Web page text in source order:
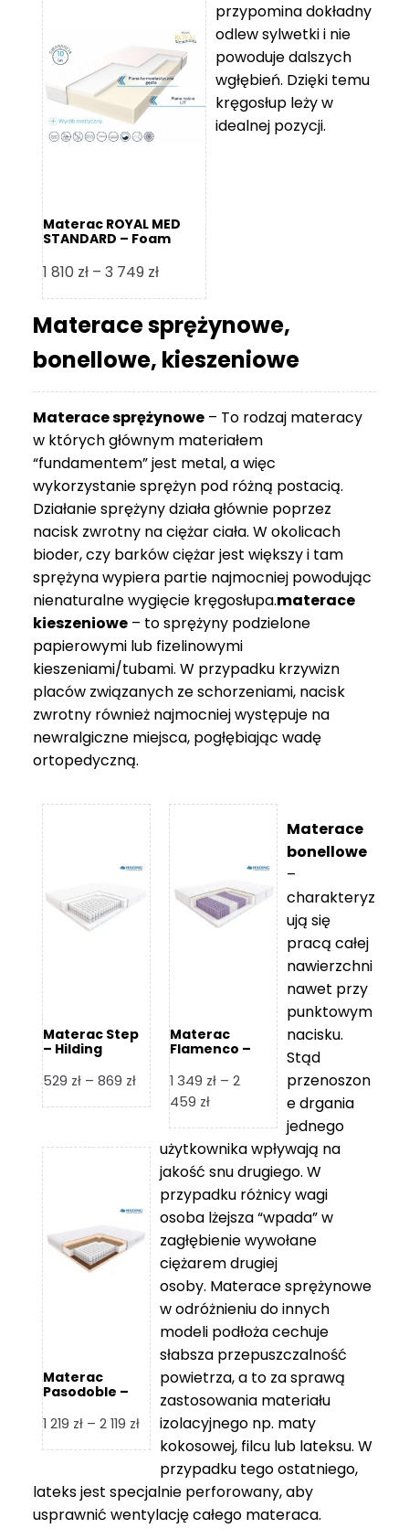
119 zł
do
11
670 zł
Materac ROYAL MED
STANDARD – Foam
1 810 zł – 3 749 złZakres
cen:
od
1
810 zł
749 zł
przypomina dokładny
odlew sylwetki i nie
powoduje dalszych
wgłębień. Dzięki temu
kręgosłup leży w
idealnej pozycji.
Materace sprężynowe,
bonellowe, kieszeniowe
Materace sprężynowe – To rodzaj materacy
w których głównym materiałem
“fundamentem” jest metal, a więc
wykorzystanie sprężyn pod różną postacią.
Działanie sprężyny działa głównie poprzez
nacisk zwrotny na ciężar ciała. W okolicach
bioder, czy barków ciężar jest większy i tam
sprężyna wypiera partie najmocniej powodując
nienaturalne wygięcie kręgosłupa.materace
kieszeniowe – to sprężyny podzielone
papierowymi lub fizelinowymi
kieszeniami/tubami. W przypadku krzywizn
placów związanych ze schorzeniami, nacisk
zwrotny również najmocniej występuje na
newralgiczne miejsca, pogłębiając wadę
ortopedyczną.
Materac Step
– Hilding
529 zł – 869 złZakres
cen:
529 zł
do
869 zł
Materac
Flamenco –
1 349 zł – 2
459 złZakres
od
1
349 zł
2
459 zł
Materac
Pasodoble –
1 219 zł – 2 119 złZakres
cen:
1
219 zł
do
Materace
bonellowe
–
charakteryz
ują się
pracą całej
nawierzchni
nawet przy
punktowym
nacisku.
Stąd
przenoszon
e drgania
jednego
użytkownika wpływają na
jakość snu drugiego. W
przypadku różnicy wagi
osoba lżejsza “wpada” w
zagłębienie wywołane
ciężarem drugiej
osoby. Materace sprężynowe
w odróżnieniu do innych
modeli podłoża cechuje
słabsza przepuszczalność
powietrza, a to za sprawą
zastosowania materiału
izolacyjnego np. maty
kokosowej, filcu lub lateksu. W
przypadku tego ostatniego,
lateks jest specjalnie perforowany, aby
usprawnić wentylację całego materaca.